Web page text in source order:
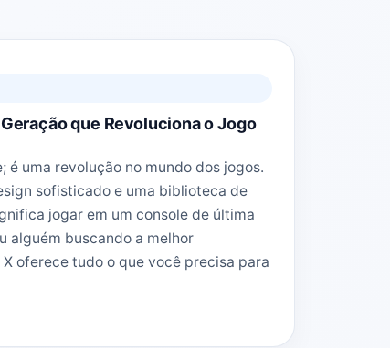
que Revoluciona o Jogo
é uma revolução no mundo dos jogos.
sofisticado e uma biblioteca de
jogar em um console de última
alguém buscando a melhor
oferece tudo o que você precisa para